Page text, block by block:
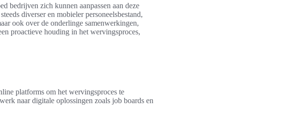
bedrijven zich kunnen aanpassen aan deze
diverser en mobieler personeelsbestand,
ook over de onderlinge samenwerkingen,
proactieve houding in het wervingsproces,
platforms om het wervingsproces te
naar digitale oplossingen zoals job boards en